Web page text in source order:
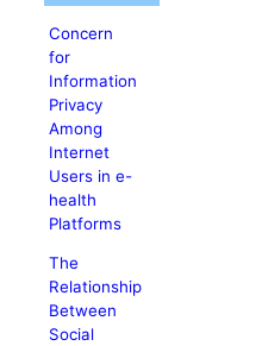
Concern
for
Information
Privacy
Among
Internet
Users in e-
health
Platforms
The
Relationship
Between
Social